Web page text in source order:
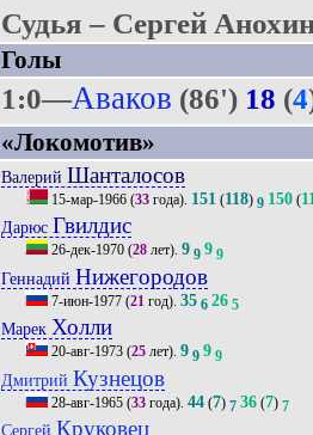
Судья – Сергей
Голы
1:0—Аваков (86') 18 (4
«Локомотив»
Валерий Шанталосов
15-мар-1966(33года). 151(118) 9 150(
Дарюс Гвилдис
26-дек-1970(28лет). 9 9 9 9
Геннадий Нижегородов
7-июн-1977(21 год). 35 6 26 5
Марек Холли
20-авг-1973(25лет). 9 9 9 9
Дмитрий Кузнецов
28-авг-1965(33года). 44(7) 7 36(7) 7
Сергей Круковец